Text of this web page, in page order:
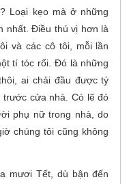
Loại kẹo mà ở những
nhất. Điều thú vị hơn là
và các cô tôi, mỗi lần
tí tóc rối. Đó là những
ai chải đầu được tý
trước cửa nhà. Có lẽ đó
phụ nữ trong nhà, do
chúng tôi cũng không
mươi Tết, dù bận đến